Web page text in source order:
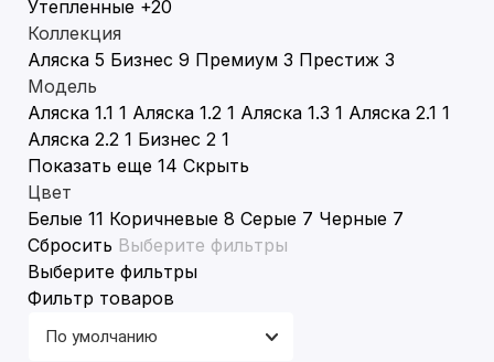
Утепленные +20
Коллекция
Аляска 5 Бизнес 9 Премиум 3 Престиж 3
Модель
Аляска 1.1 1 Аляска 1.2 1 Аляска 1.3 1 Аляска 2.1 1
Аляска 2.2 1 Бизнес 2 1
Показать еще 14 Скрыть
Цвет
Белые 11 Коричневые 8 Серые 7 Черные 7
Сбросить Выберите фильтры
Выберите фильтры
Фильтр товаров